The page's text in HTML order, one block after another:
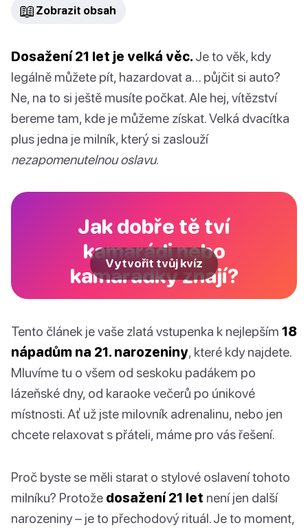
📖 Zobrazit obsah
Dosažení 21 let je velká věc. Je to věk, kdy
legálně můžete pít, hazardovat a… půjčit si auto?
Ne, na to si ještě musíte počkat. Ale hej, vítězství
bereme tam, kde je můžeme získat. Velká dvacítka
plus jedna je milník, který si zaslouží
nezapomenutelnou oslavu.
Jak dobře tě tví
kamarádi nebo
kamarádky znají?
Vytvořit tvůj kvíz
Tento článek je vaše zlatá vstupenka k nejlepším 18
nápadům na 21. narozeniny, které kdy najdete.
Mluvíme tu o všem od seskoku padákem po
lázeňské dny, od karaoke večerů po únikové
místnosti. Ať už jste milovník adrenalinu, nebo jen
chcete relaxovat s přáteli, máme pro vás řešení.
Proč byste se měli starat o stylové oslavení tohoto
milníku? Protože dosažení 21 let není jen další
narozeniny – je to přechodový rituál. Je to moment,